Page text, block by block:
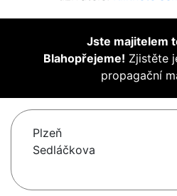
Jste majitelem
Blahopřejeme! Zjistěte
propagační
Plzeň
Sedláčkova